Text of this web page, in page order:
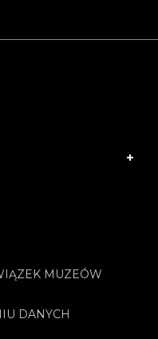
MUZEÓW
DANYCH